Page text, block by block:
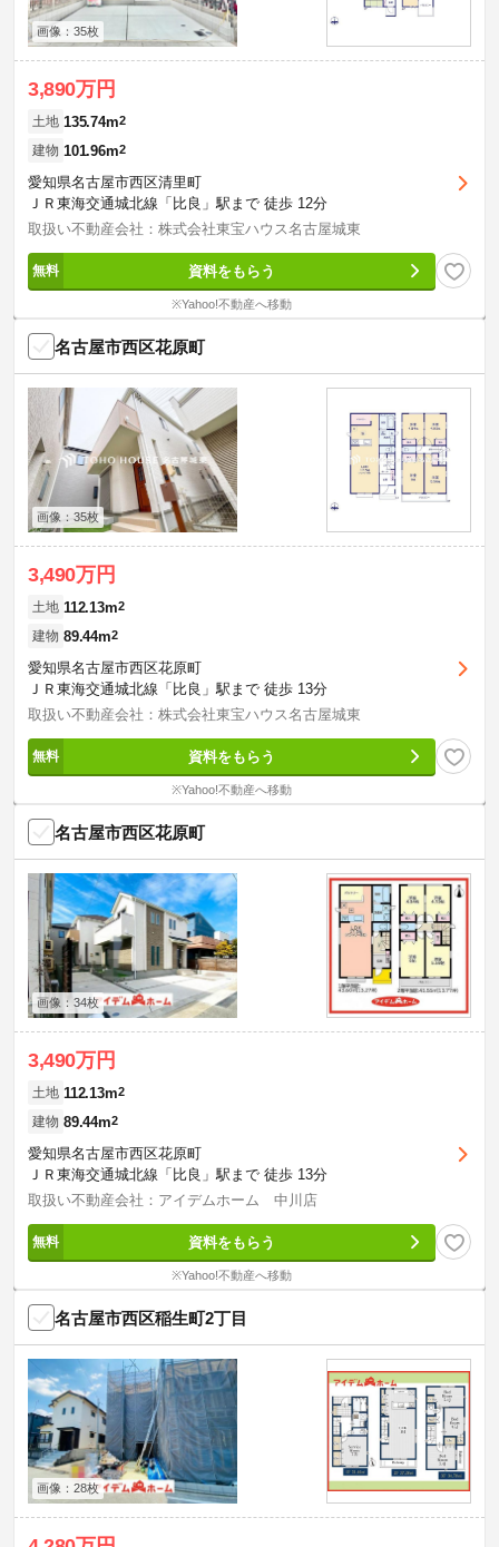
画像：35枚
3,890万円
土地 135.74m2
建物 101.96m2
愛知県名古屋市西区清里町
ＪＲ東海交通城北線「比良」駅まで 徒歩 12分
取扱い不動産会社：株式会社東宝ハウス名古屋城東
資料をもらう
※Yahoo!不動産へ移動
名古屋市西区花原町
画像：35枚
3,490万円
土地 112.13m2
建物 89.44m2
愛知県名古屋市西区花原町
ＪＲ東海交通城北線「比良」駅まで 徒歩 13分
取扱い不動産会社：株式会社東宝ハウス名古屋城東
資料をもらう
※Yahoo!不動産へ移動
名古屋市西区花原町
画像：34枚
3,490万円
土地 112.13m2
建物 89.44m2
愛知県名古屋市西区花原町
ＪＲ東海交通城北線「比良」駅まで 徒歩 13分
取扱い不動産会社：アイデムホーム 中川店
資料をもらう
※Yahoo!不動産へ移動
名古屋市西区稲生町2丁目
画像：28枚